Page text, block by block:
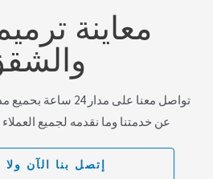
معاينة
تواصل معنا على مدار
عن خدمتنا وما نقدمه لجميع
إتصل بنا الآن ولا